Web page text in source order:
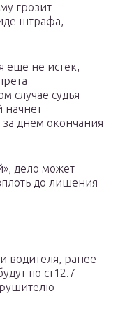
грозит
штрафа,
еще не истек,
случае судья
начнет
за днем окончания
дело может
до лишения
водителя, ранее
по ст12.7